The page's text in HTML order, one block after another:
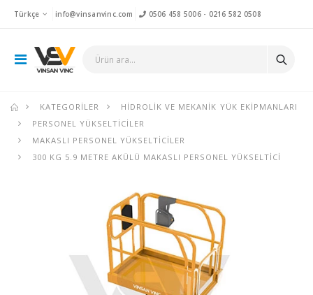
Türkçe info@vinsanvinc.com 0506 458 5006- 0216 582 0508
KATEGORILER
HIDROLIK VE MEKANIK YÜK EKIPMANLARI
PERSONEL YÜKSELTICILER
MAKASLI PERSONEL YÜKSELTICILER
300 KG 5.9 METRE AKÜLÜ MAKASLI PERSONEL YÜKSELTICI